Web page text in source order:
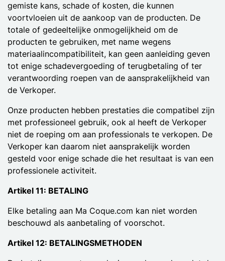
gemiste kans, schade of kosten, die kunnen
voortvloeien uit de aankoop van de producten. De
totale of gedeeltelijke onmogelijkheid om de
producten te gebruiken, met name wegens
materiaalincompatibiliteit, kan geen aanleiding geven
tot enige schadevergoeding of terugbetaling of ter
verantwoording roepen van de aansprakelijkheid van
de Verkoper.
Onze producten hebben prestaties die compatibel zijn
met professioneel gebruik, ook al heeft de Verkoper
niet de roeping om aan professionals te verkopen. De
Verkoper kan daarom niet aansprakelijk worden
gesteld voor enige schade die het resultaat is van een
professionele activiteit.
Artikel 11: BETALING
Elke betaling aan Ma Coque.com kan niet worden
beschouwd als aanbetaling of voorschot.
Artikel 12: BETALINGSMETHODEN